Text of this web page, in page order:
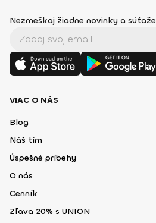
Nezmeškaj žiadne novinky a súťaže
VIAC O NÁS
Blog
Náš tím
Úspešné príbehy
O nás
Cenník
Zľava 20% s UNION